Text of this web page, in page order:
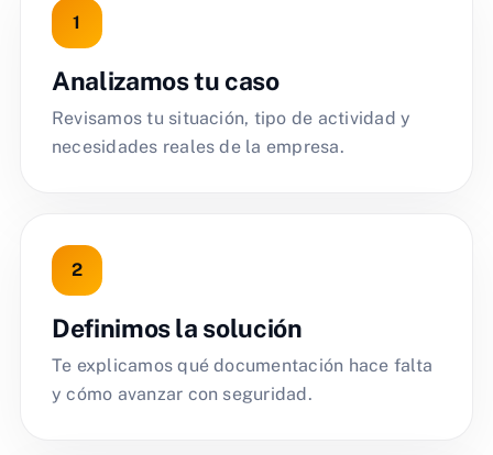
Analizamos tu caso
Revisamos tu situación, tipo de actividad y
necesidades reales de la empresa.
Definimos la solución
Te explicamos qué documentación hace falta
y cómo avanzar con seguridad.